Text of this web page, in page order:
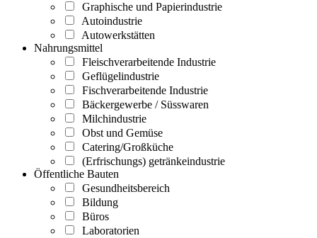
Graphische und Papierindustrie
Autoindustrie
Autowerkstätten
Nahrungsmittel
Fleischverarbeitende Industrie
Geflügelindustrie
Fischverarbeitende Industrie
Bäckergewerbe / Süsswaren
Milchindustrie
Obst und Gemüse
Catering/Großküche
(Erfrischungs) getränkeindustrie
Öffentliche Bauten
Gesundheitsbereich
Bildung
Büros
Laboratorien